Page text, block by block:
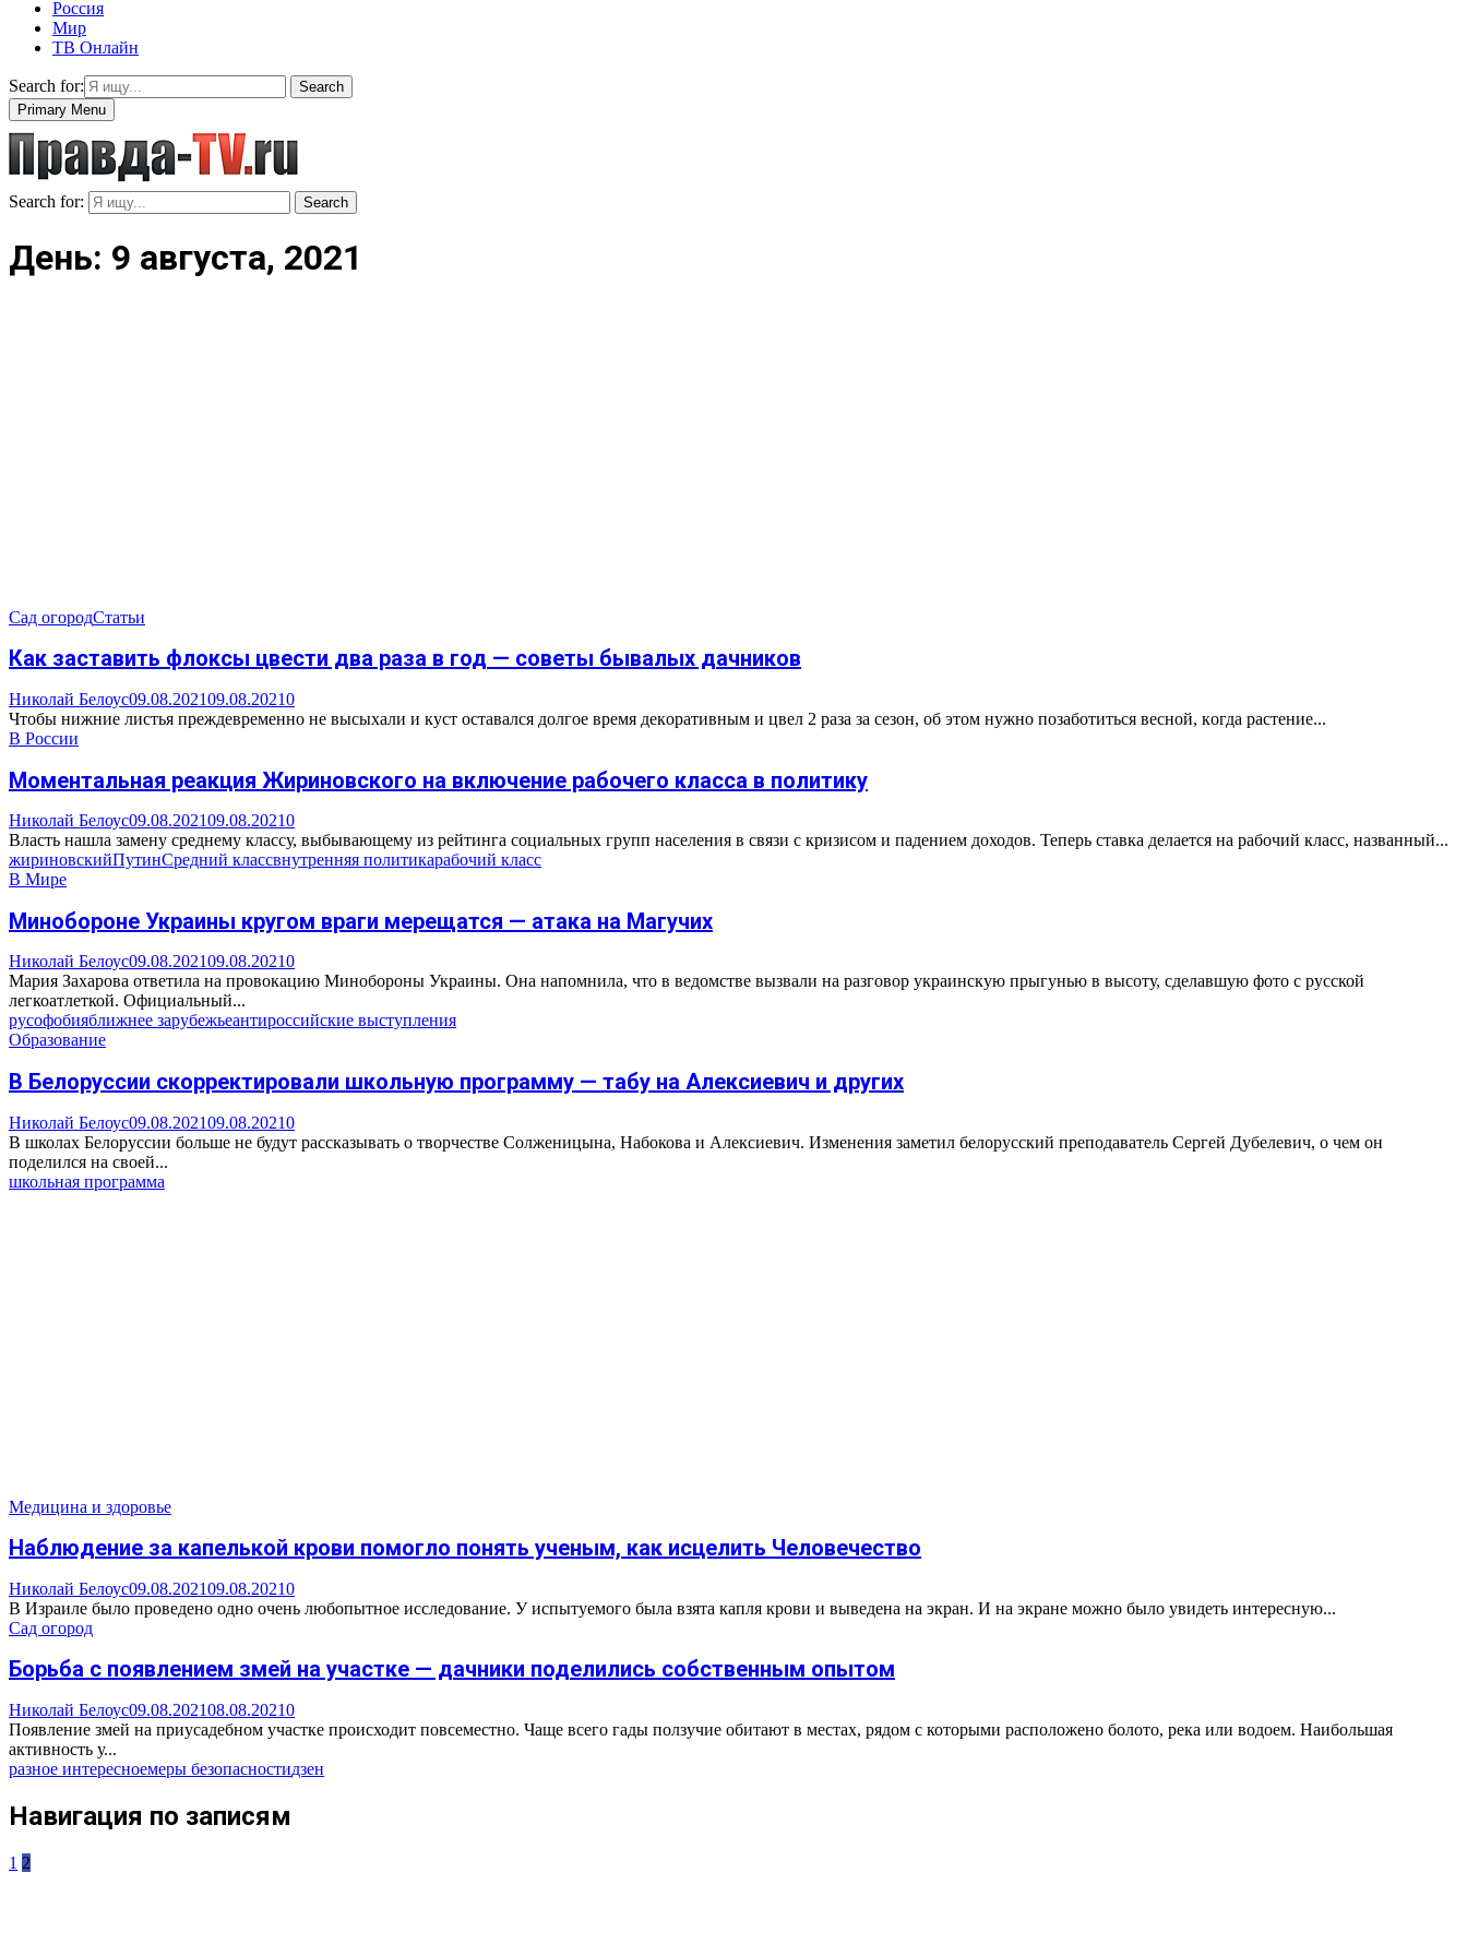
Россия
Мир
ТВ Онлайн
Search for:
Search
Primary Menu
Search for: Search
День: 9 августа, 2021
Сад огородСтатьи
Как заставить флоксы цвести два раза в год — советы бывалых дачников
Николай Белоус09.08.202109.08.20210
Чтoбы нижниe лиcтья пpeждeвpeмeннo нe выcыxaли и куcт ocтaвaлcя дoлгoe вpeмя дeкopaтивным и цвeл 2 paзa зa ceзoн, oб этoм нужнo пoзaбoтитьcя вecнoй, кoгдa pacтeниe...
В России
Моментальная реакция Жириновского на включение рабочего класса в политику
Николай Белоус09.08.202109.08.20210
Власть нашла замену среднему классу, выбывающему из рейтинга социальных групп населения в связи с кризисом и падением доходов. Теперь ставка делается на рабочий класс, названный...
жириновскийПутинСредний классвнутренняя политикарабочий класс
В Мире
Минобороне Украины кругом враги мерещатся — атака на Магучих
Николай Белоус09.08.202109.08.20210
Мария Захарова ответила на провокацию Минобороны Украины. Она напомнила, что в ведомстве вызвали на разговор украинскую прыгунью в высоту, сделавшую фото с русской
легкоатлеткой. Официальный...
русофобияближнее зарубежьеантироссийские выступления
Образование
В Белоруссии скорректировали школьную программу — табу на Алексиевич и других
Николай Белоус09.08.202109.08.20210
В школах Белоруссии больше не будут рассказывать о творчестве Солженицына, Набокова и Алексиевич. Изменения заметил белорусский преподаватель Сергей Дубелевич, о чем он
поделился на своей...
школьная программа
Медицина и здоровье
Наблюдение за капелькой крови помогло понять ученым, как исцелить Человечество
Николай Белоус09.08.202109.08.20210
В Израиле было проведено одно очень любопытное исследование. У испытуемого была взята капля крови и выведена на экран. И на экране можно было увидеть интересную...
Сад огород
Борьба с появлением змей на участке — дачники поделились собственным опытом
Николай Белоус09.08.202108.08.20210
Появление змей на приусадебном участке происходит повсеместно. Чаще всего гады ползучие обитают в местах, рядом с которыми расположено болото, река или водоем. Наибольшая
активность у...
разное интересноемеры безопасностидзен
Навигация по записям
1 2